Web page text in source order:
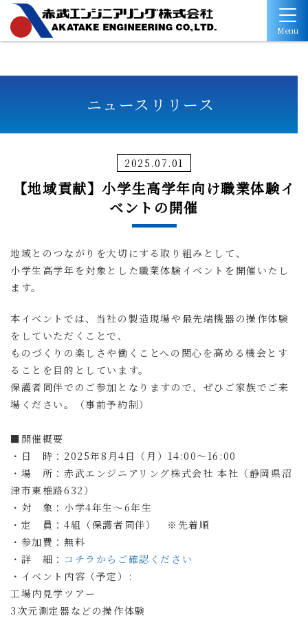
Menu
ニュースリリース
2025.07.01
【地域貢献】小学生高学年向け職業体験イ
ベントの開催
地域とのつながりを大切にする取り組みとして、
小学生高学年を対象とした職業体験イベントを開催いたし
ます。
本イベントでは、当社の製造現場や最先端機器の操作体験
をしていただくことで、
ものづくりの楽しさや働くことへの関心を高める機会とす
ることを目的としています。
保護者同伴でのご参加となりますので、ぜひご家族でご来
場ください。（事前予約制）
■開催概要
・日 時：2025年8月4日（月）14:00～16:00
・場 所：赤武エンジニアリング株式会社 本社（静岡県沼
津市東椎路632）
・対 象：小学4年生〜6年生
・定 員：4組（保護者同伴） ※先着順
・参加費：無料
・詳 細： コチラからご確認ください
・イベント内容（予定）:
工場内見学ツアー
3次元測定器などの操作体験